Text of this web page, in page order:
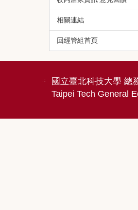
相關連結
回經管組首頁
:::
國立臺北科技大學 總
Taipei Tech General